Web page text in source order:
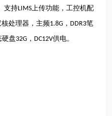
支持LIMS 上传功能，工控机配
核处理器，主频1.8G ， DDR3笔
硬盘32G ， DC12V供电。